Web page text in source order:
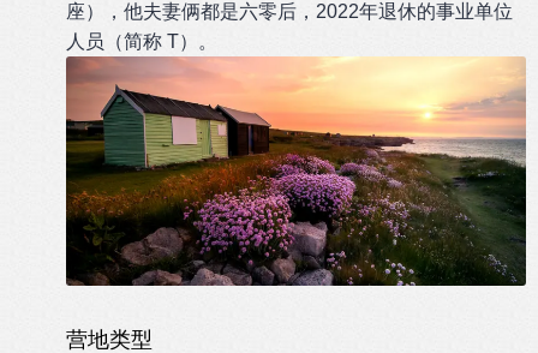
座），他夫妻俩都是六零后，2022年退休的事业单位
人员（简称 T）。
营地类型